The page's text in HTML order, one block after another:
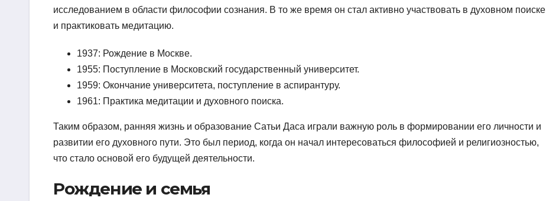
исследованием в области философии сознания. В то же время он стал активно участвовать в духовном поиске
и практиковать медитацию.
1937: Рождение в Москве.
1955: Поступление в Московский государственный университет.
1959: Окончание университета, поступление в аспирантуру.
1961: Практика медитации и духовного поиска.
Таким образом, ранняя жизнь и образование Сатьи Даса играли важную роль в формировании его личности и
развитии его духовного пути. Это был период, когда он начал интересоваться философией и религиозностью,
что стало основой его будущей деятельности.
Рождение и семья